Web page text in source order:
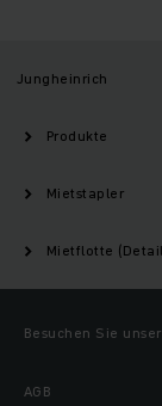
Jungheinrich
Produkte
Mietstapler
Mietflotte
Besuchen Sie
AGB